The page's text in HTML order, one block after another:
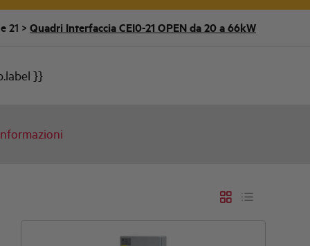
21 > Quadri Interfaccia CEI0-21 OPEN da 20 a 66kW
}}